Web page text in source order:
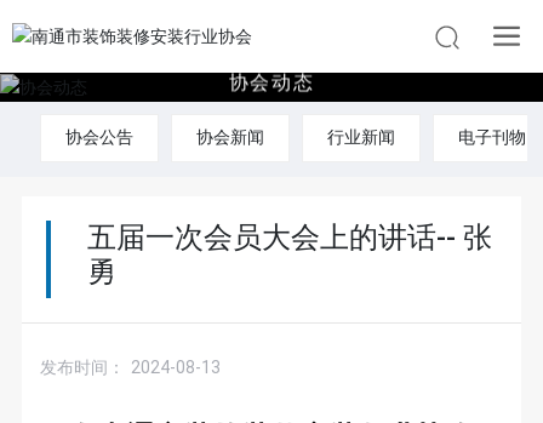
协会动态
协会公告 协会新闻 行业新闻 电子刊物
五届一次会员大会上的讲话-- 张
勇
发布时间： 2024-08-13